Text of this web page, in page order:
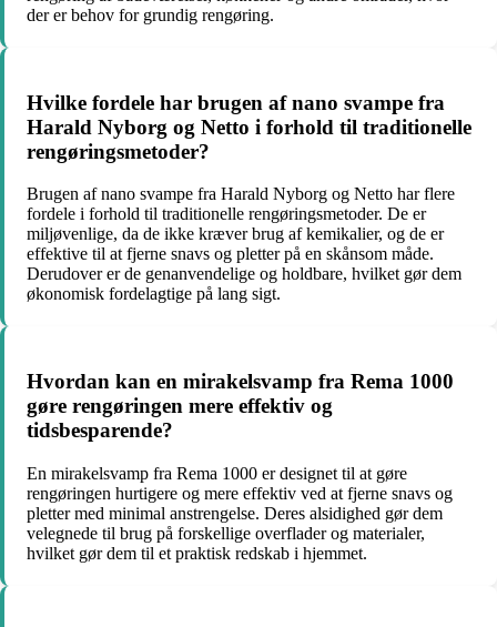
der er behov for grundig rengøring.
Hvilke fordele har brugen af nano svampe fra
Harald Nyborg og Netto i forhold til traditionelle
rengøringsmetoder?
Brugen af nano svampe fra Harald Nyborg og Netto har flere
fordele i forhold til traditionelle rengøringsmetoder. De er
miljøvenlige, da de ikke kræver brug af kemikalier, og de er
effektive til at fjerne snavs og pletter på en skånsom måde.
Derudover er de genanvendelige og holdbare, hvilket gør dem
økonomisk fordelagtige på lang sigt.
Hvordan kan en mirakelsvamp fra Rema 1000
gøre rengøringen mere effektiv og
tidsbesparende?
En mirakelsvamp fra Rema 1000 er designet til at gøre
rengøringen hurtigere og mere effektiv ved at fjerne snavs og
pletter med minimal anstrengelse. Deres alsidighed gør dem
velegnede til brug på forskellige overflader og materialer,
hvilket gør dem til et praktisk redskab i hjemmet.